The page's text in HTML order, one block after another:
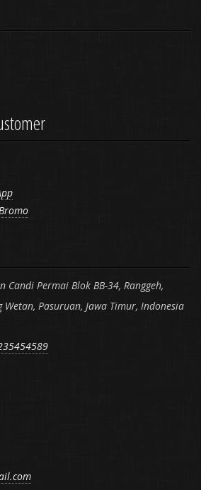
Candi Permai Blok BB-34, Ranggeh,
Wetan, Pasuruan, Jawa Timur, Indonesia